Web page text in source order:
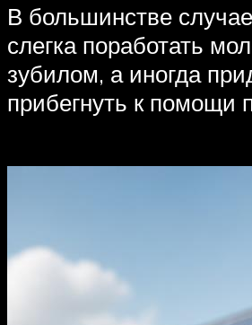
В большинстве
слегка поработать
зубилом, а иногда
прибегнуть к помощи